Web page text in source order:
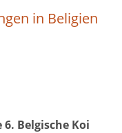
in Beligien
6. Belgische Koi